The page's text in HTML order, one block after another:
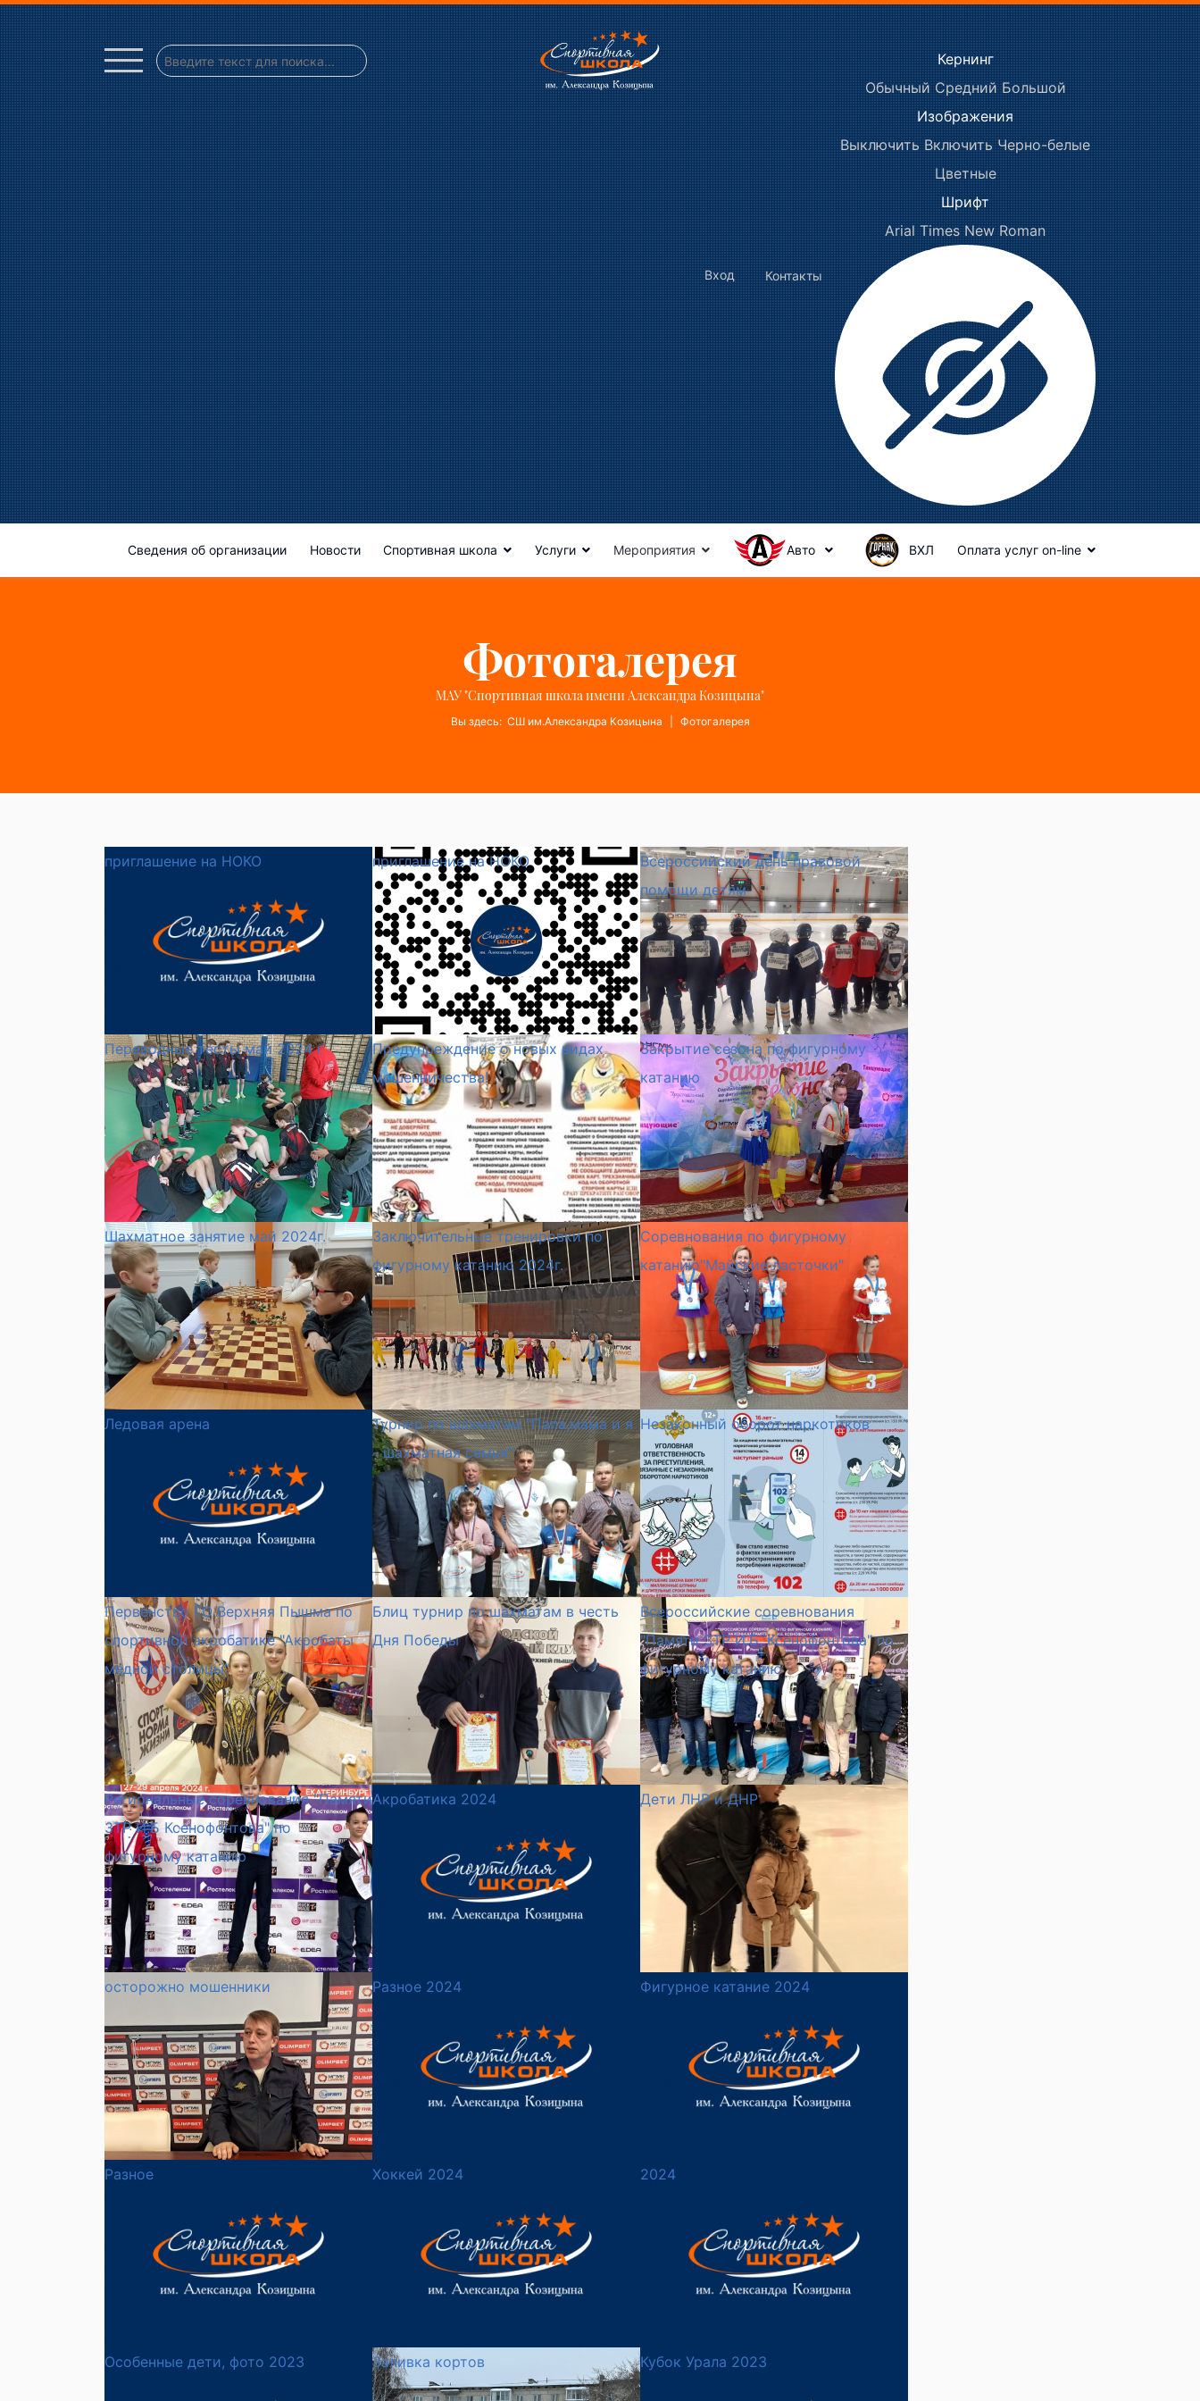
Кернинг
Обычный Средний Большой
Изображения
Выключить Включить Черно-белые
Цветные
Шрифт
Arial Times New Roman
Контакты
Вход
Сведения об организации Новости Спортивная школа Услуги Мероприятия Авто ВХЛ Оплата услуг on-line
Фотогалерея
МАУ "Спортивная школа имени Александра Козицына"
Вы здесь: СШ им.Александра Козицына Фотогалерея
приглашение на НОКО приглашение на НОКО
Всероссийский день правовой
помощи детям
Переводные тесты май 2024 г
Предупреждение о новых видах
мошенничества!
Закрытие сезона по фигурному
катанию
Шахматное занятие май 2024г.
Заключительные тренировки по
фигурному катанию 2024г.
Соревнования по фигурному
катанию"Майские ласточки"
Ледовая арена
Турнир по шахматам "Папа,мама и я
- шахматная семья"
Незаконный оборот наркотиков
Первенство ГО Верхняя Пышма по
спортивной акробатике "Акробаты
медной столицы"
Блиц турнир по шахматам в честь
Дня Победы
Всероссийские соревнования
"Памяти ЗТР И.Б. Ксенофонтова" по
фигурному катанию
Региональные соревнования "Памяти
ЗТР И.Б Ксенофонтова" по
фигурному катанию
Акробатика 2024 Дети ЛНР и ДНР
осторожно мошенники Разное 2024 Фигурное катание 2024
Разное Хоккей 2024 2024
Особенные дети, фото 2023 Заливка кортов Кубок Урала 2023